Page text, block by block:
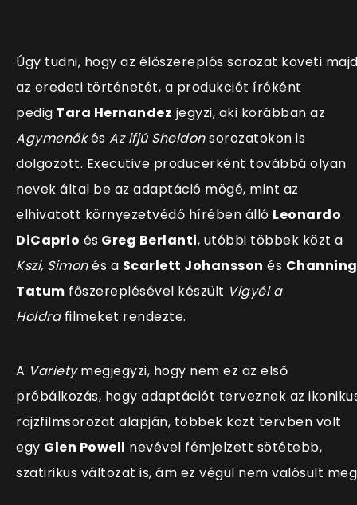
Úgy tudni, hogy az élőszereplős sorozat követi
az eredeti történetét, a produkciót íróként
pedig Tara Hernandez jegyzi, aki korábban az
Agymenőkés Az ifjú Sheldonsorozatokon is
dolgozott. Executive producerként továbbá olyan
nevek által be az adaptáció mögé, mint az
elhivatott környezetvédő hírében álló Leonardo
DiCaprio és Greg Berlanti, utóbbi többek közt a
Kszi, Simonés a Scarlett Johansson és Channing
Tatum főszereplésével készült Vigyél a
Holdrafilmeket rendezte.
A Varietymegjegyzi, hogy nem ez az első
próbálkozás, hogy adaptációt terveznek az
rajzfilmsorozat alapján, többek közt tervben volt
egy Glen Powell nevével fémjelzett sötétebb,
szatirikus változat is, ám ez végül nem valósult